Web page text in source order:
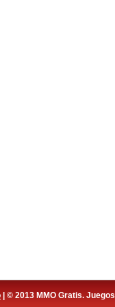
| © 2013 MMO Gratis.